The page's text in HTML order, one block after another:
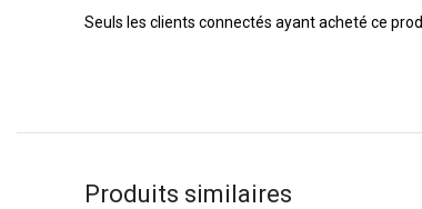
Seuls les clients connectés ayant acheté ce
Produits similaires